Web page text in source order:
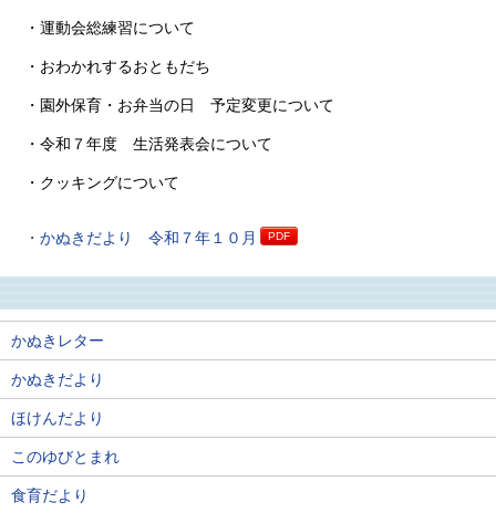
・運動会総練習について
・おわかれするおともだち
・園外保育・お弁当の日 予定変更について
・令和７年度 生活発表会について
・クッキングについて
かぬきだより 令和７年１０月
かぬきレター
かぬきだより
ほけんだより
このゆびとまれ
食育だより